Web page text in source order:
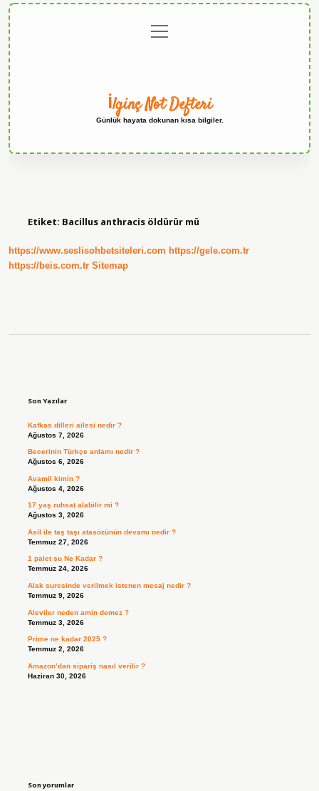
menüyü
aç
İlginç Not Defteri
Günlük hayata dokunan kısa bilgiler.
Etiket: Bacillus anthracis öldürür mü
https://www.seslisohbetsiteleri.com https://gele.com.tr
https://beis.com.tr Sitemap
Son Yazılar
Kafkas dilleri ailesi nedir ?
Ağustos 7, 2026
Becerinin Türkçe anlamı nedir ?
Ağustos 6, 2026
Avamil kimin ?
Ağustos 4, 2026
17 yaş ruhsat alabilir mi ?
Ağustos 3, 2026
Asil ile taş taşı atasözünün devamı nedir ?
Temmuz 27, 2026
1 palet su Ne Kadar ?
Temmuz 24, 2026
Alak suresinde verilmek istenen mesaj nedir ?
Temmuz 9, 2026
Aleviler neden amin demez ?
Temmuz 3, 2026
Prime ne kadar 2025 ?
Temmuz 2, 2026
Amazon’dan sipariş nasıl verilir ?
Haziran 30, 2026
Son yorumlar